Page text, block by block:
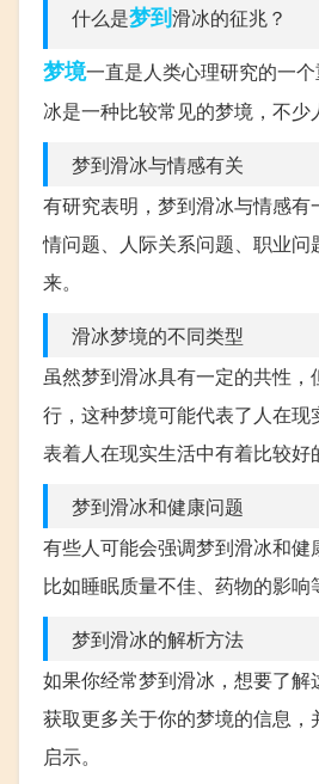
什么是梦到滑冰的征兆？
梦境一直是人类心理研究的一
冰是一种比较常见的梦境，不少
梦到滑冰与情感有关
有研究表明，梦到滑冰与情感
情问题、人际关系问题、职业
来。
滑冰梦境的不同类型
虽然梦到滑冰具有一定的共性
行，这种梦境可能代表了人在
表着人在现实生活中有着比较好
梦到滑冰和健康问题
有些人可能会强调梦到滑冰和
比如睡眠质量不佳、药物的影响
梦到滑冰的解析方法
如果你经常梦到滑冰，想要了
获取更多关于你的梦境的信息
启示。